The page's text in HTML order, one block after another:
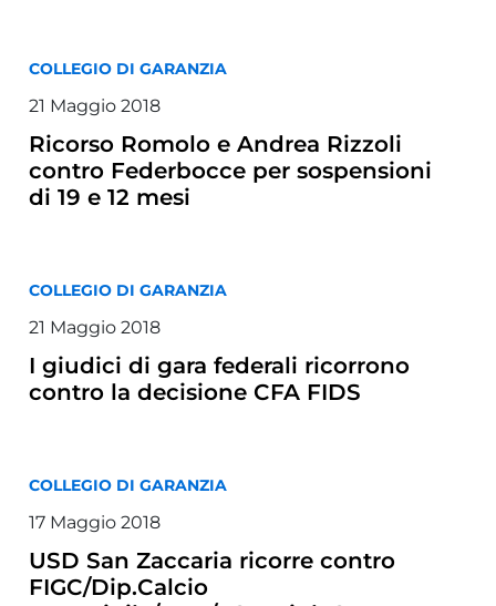
COLLEGIO DI GARANZIA
21 Maggio 2018
Ricorso Romolo e Andrea Rizzoli
contro Federbocce per sospensioni
di 19 e 12 mesi
COLLEGIO DI GARANZIA
21 Maggio 2018
I giudici di gara federali ricorrono
contro la decisione CFA FIDS
COLLEGIO DI GARANZIA
17 Maggio 2018
USD San Zaccaria ricorre contro
FIGC/Dip.Calcio